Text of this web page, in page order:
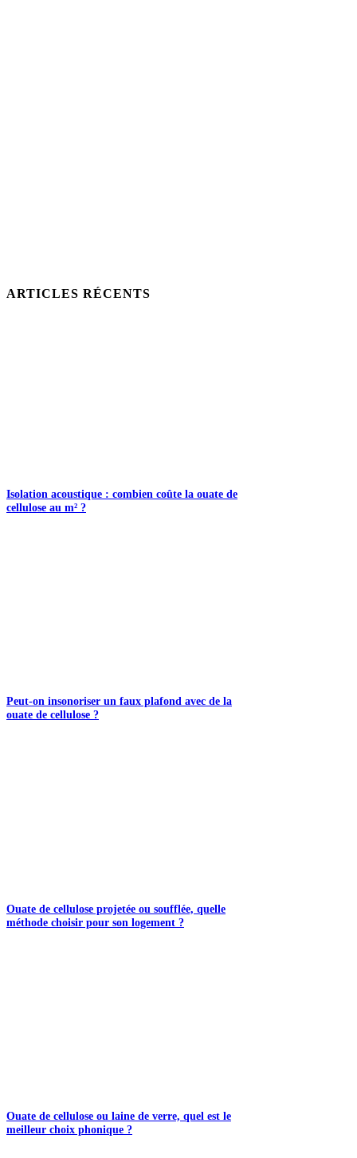
ARTICLES RÉCENTS
Isolation acoustique : combien coûte la ouate de
cellulose au m² ?
Peut-on insonoriser un faux plafond avec de la
ouate de cellulose ?
Ouate de cellulose projetée ou soufflée, quelle
méthode choisir pour son logement ?
Ouate de cellulose ou laine de verre, quel est le
meilleur choix phonique ?